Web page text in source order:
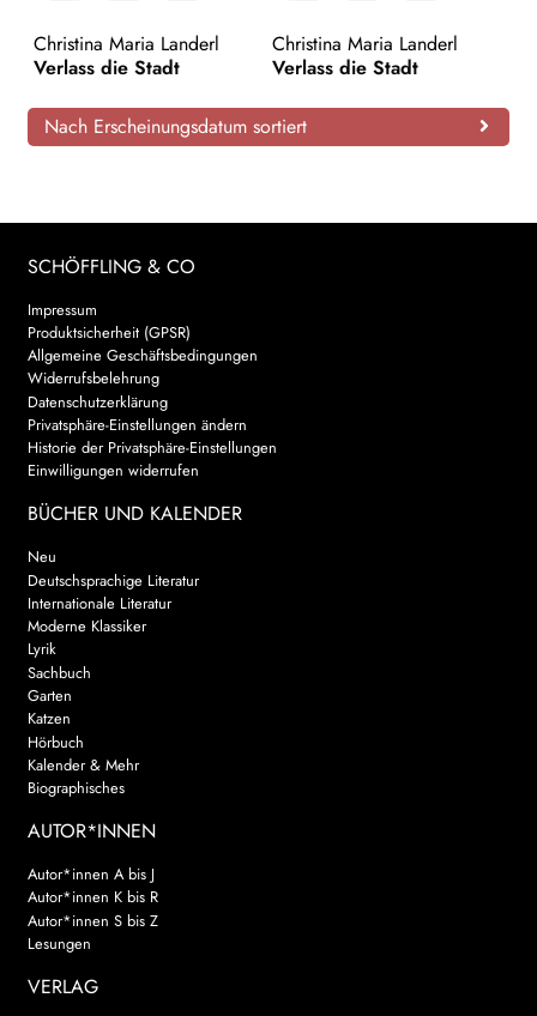
AKTUELLES
WEITERE VERLAGE
Search:
Christina Maria Landerl
Verlass die Stadt
Christina Maria Landerl
Verlass die Stadt
Nach Erscheinungsdatum sortiert
SCHÖFFLING & CO
Impressum
Produktsicherheit (GPSR)
Allgemeine Geschäftsbedingungen
Widerrufsbelehrung
Datenschutzerklärung
Privatsphäre-Einstellungen ändern
Historie der Privatsphäre-Einstellungen
Einwilligungen widerrufen
BÜCHER UND KALENDER
Neu
Deutschsprachige Literatur
Internationale Literatur
Moderne Klassiker
Lyrik
Sachbuch
Garten
Katzen
Hörbuch
Kalender & Mehr
Biographisches
AUTOR*INNEN
Autor*innen A bis J
Autor*innen K bis R
Autor*innen S bis Z
Lesungen
VERLAG